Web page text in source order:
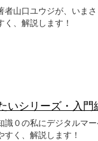
山口ユウジが、いま
、解説します！
シリーズ・入門
０の私にデジタルマ
く、解説します！